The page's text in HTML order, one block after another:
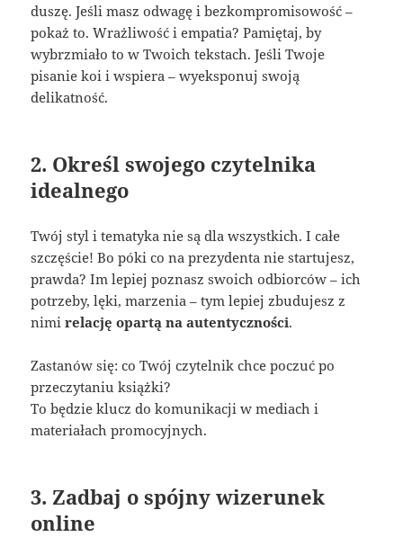
duszę. Jeśli masz odwagę i bezkompromisowość –
pokaż to. Wrażliwość i empatia? Pamiętaj, by
wybrzmiało to w Twoich tekstach. Jeśli Twoje
pisanie koi i wspiera – wyeksponuj swoją
delikatność.
2. Określ swojego czytelnika
idealnego
Twój styl i tematyka nie są dla wszystkich. I całe
szczęście! Bo póki co na prezydenta nie startujesz,
prawda? Im lepiej poznasz swoich odbiorców – ich
potrzeby, lęki, marzenia – tym lepiej zbudujesz z
nimirelację opartą na autentyczności.
Zastanów się: co Twój czytelnik chce poczuć po
przeczytaniu książki?
To będzie klucz do komunikacji w mediach i
materiałach promocyjnych.
3. Zadbaj o spójny wizerunek
online